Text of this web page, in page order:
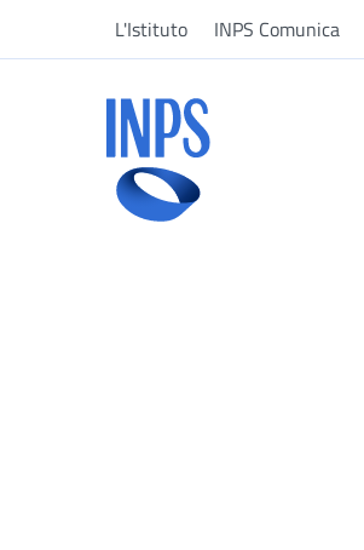
L'Istituto INPS Comunica